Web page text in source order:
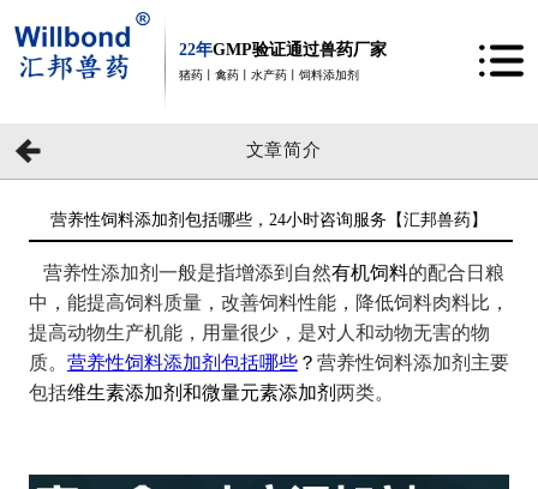
22年GMP验证通过兽药厂家
猪药丨禽药丨水产药丨饲料添加剂
文章简介
营养性饲料添加剂包括哪些，24小时咨询服务【汇邦兽药】
营养性添加剂一般是指增添到自然有机饲料的配合日粮
中，能提高饲料质量，改善饲料性能，降低饲料肉料比，
提高动物生产机能，用量很少，是对人和动物无害的物
质。 营养性饲料添加剂包括哪些？ 营养性饲料添加剂主要
包括维生素添加剂和微量元素添加剂 两类。